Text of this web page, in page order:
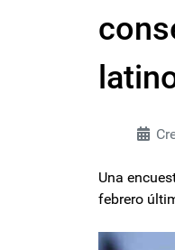
Una
febrero